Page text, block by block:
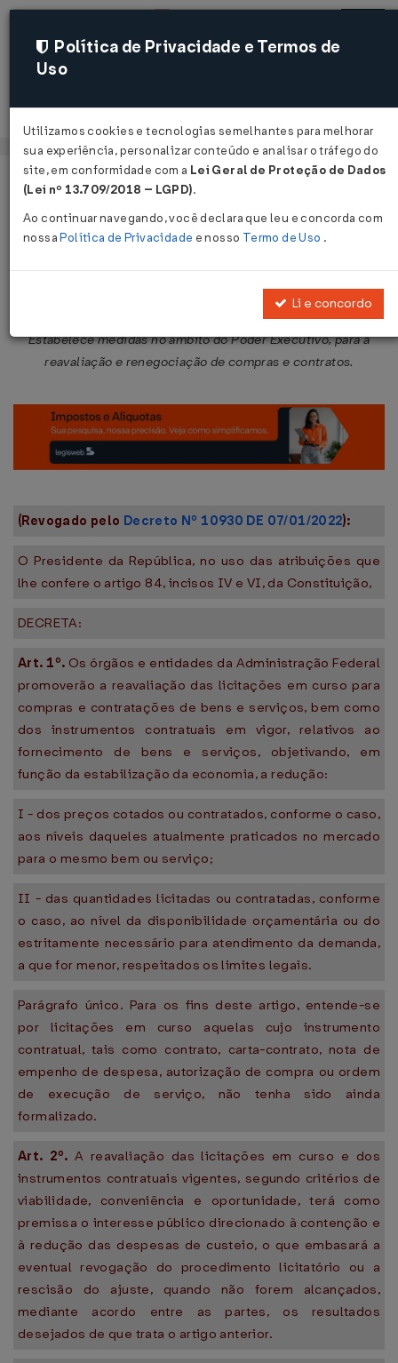
Acessar
Página Inicial Legislações
Decreto Nº 2399 DE 21/11/1997
Publicado no DOU em 24 nov 1997
Estabelece medidas no âmbito do Poder Executivo, para a
reavaliação e renegociação de compras e contratos.
(Revogado pelo Decreto Nº 10930 DE 07/01/2022):
O Presidente da República, no uso das atribuições que
lhe confere o artigo 84, incisos IV e VI, da Constituição,
DECRETA:
Art. 1º. Os órgãos e entidades da Administração Federal
promoverão a reavaliação das licitações em curso para
compras e contratações de bens e serviços, bem como
dos instrumentos contratuais em vigor, relativos ao
fornecimento de bens e serviços, objetivando, em
função da estabilização da economia, a redução:
I - dos preços cotados ou contratados, conforme o caso,
aos níveis daqueles atualmente praticados no mercado
para o mesmo bem ou serviço;
II - das quantidades licitadas ou contratadas, conforme
o caso, ao nível da disponibilidade orçamentária ou do
estritamente necessário para atendimento da demanda,
a que for menor, respeitados os limites legais.
Parágrafo único. Para os fins deste artigo, entende-se
por licitações em curso aquelas cujo instrumento
contratual, tais como contrato, carta-contrato, nota de
empenho de despesa, autorização de compra ou ordem
de execução de serviço, não tenha sido ainda
formalizado.
Art. 2º. A reavaliação das licitações em curso e dos
instrumentos contratuais vigentes, segundo critérios de
viabilidade, conveniência e oportunidade, terá como
premissa o interesse público direcionado à contenção e
à redução das despesas de custeio, o que embasará a
eventual revogação do procedimento licitatório ou a
rescisão do ajuste, quando não forem alcançados,
mediante acordo entre as partes, os resultados
desejados de que trata o artigo anterior.
Política de Privacidade e Termos de
Uso
Utilizamos cookies e tecnologias semelhantes para melhorar
sua experiência, personalizar conteúdo e analisar o tráfego do
site, em conformidade com a Lei Geral de Proteção de Dados
(Lei nº 13.709/2018 – LGPD).
Ao continuar navegando, você declara que leu e concorda com
nossaPolítica de Privacidade e nosso Termo de Uso .
Li e concordo